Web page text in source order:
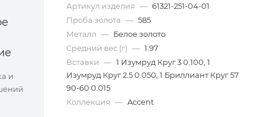
и
Артикул изделия — 61321-251-04-01
Проба золота — 585
Металл — Белое золото
Средний вес (г) — 1.97
Вставки — 1 Изумруд Круг 3 0.100, 1
Изумруд Круг 2.5 0.050, 1 Бриллиант Круг 57
90-60 0.015
Коллекция — Accent